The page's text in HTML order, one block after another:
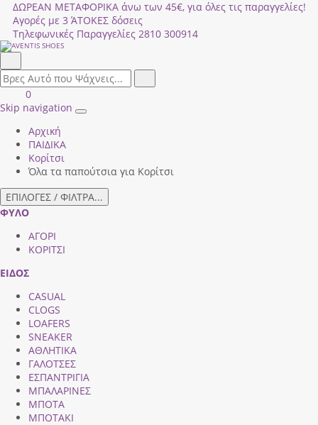
ΔΩΡΕΑΝ ΜΕΤΑΦΟΡΙΚΑ άνω των 45€, για όλες τις παραγγελίες!
Αγορές με 3 ΆΤΟΚΕΣ δόσεις
Τηλεφωνικές Παραγγελίες 2810 300914
field.search
Είσοδος
|
ΚΑΛΑΘΙ
ΑΓΟΡΩΝ
0
Skip navigation
Toggle
Αρχική
ΠΑΙΔΙΚΑ
Κορίτσι
Όλα τα παπούτσια για Κορίτσι
ΕΠΙΛΟΓΕΣ / ΦΙΛΤΡΑ...
ΦΥΛΟ
ΑΓΟΡΙ
ΚΟΡΙΤΣΙ
ΕΙΔΟΣ
CASUAL
CLOGS
LOAFERS
SNEAKER
ΑΘΛΗΤΙΚΑ
ΓΑΛΟΤΣΕΣ
ΕΣΠΑΝΤΡΙΓΙΑ
ΜΠΑΛΑΡΙΝΕΣ
ΜΠΟΤΑ
ΜΠΟΤΑΚΙ